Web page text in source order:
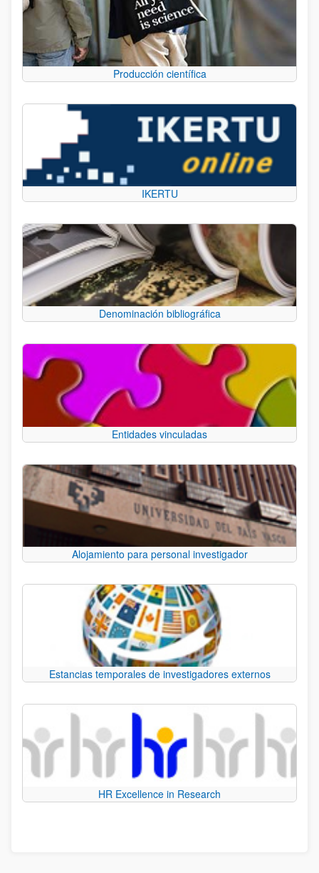
Producción científica
IKERTU
Denominación bibliográfica
Entidades vinculadas
Alojamiento para personal investigador
Estancias temporales de investigadores externos
HR Excellence in Research